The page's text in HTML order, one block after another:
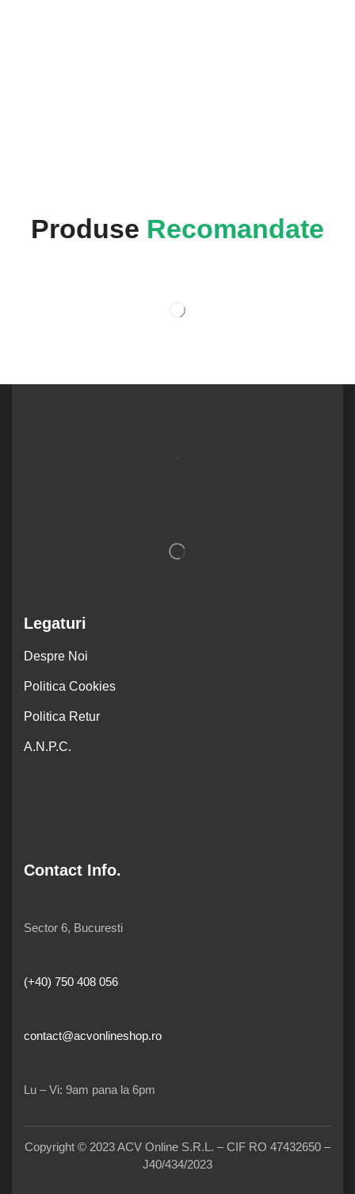
Produse Recomandate
.
Legaturi
Despre Noi
Politica Cookies
Politica Retur
A.N.P.C.
Contact Info.
Sector 6, Bucuresti
(+40) 750 408 056
contact@acvonlineshop.ro
Lu – Vi: 9am pana la 6pm
Copyright © 2023 ACV Online S.R.L. – CIF RO 47432650 –
J40/434/2023